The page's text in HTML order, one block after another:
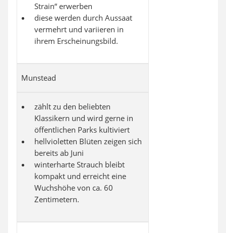
Strain“ erwerben
diese werden durch Aussaat
vermehrt und variieren in
ihrem Erscheinungsbild.
Munstead
zählt zu den beliebten
Klassikern und wird gerne in
öffentlichen Parks kultiviert
hellvioletten Blüten zeigen sich
bereits ab Juni
winterharte Strauch bleibt
kompakt und erreicht eine
Wuchshöhe von ca. 60
Zentimetern.